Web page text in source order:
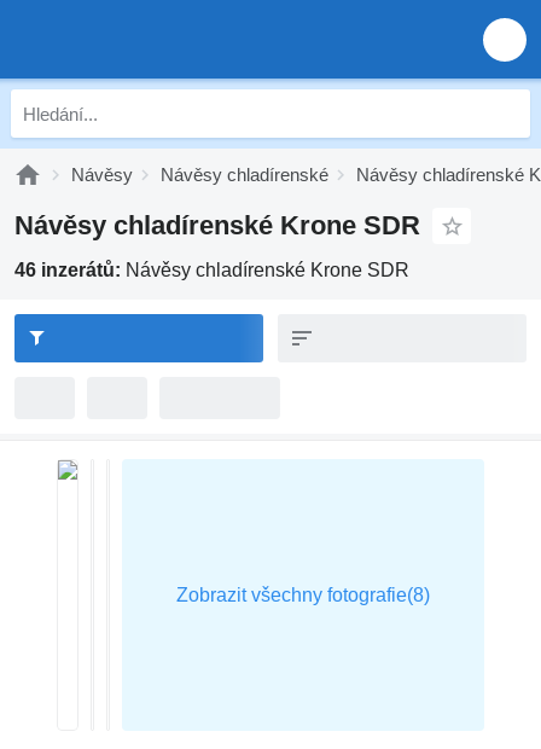
Návěsy Návěsy chladírenské Návěsy chladírenské
Návěsy chladírenské Krone SDR
46 inzerátů: Návěsy chladírenské Krone SDR